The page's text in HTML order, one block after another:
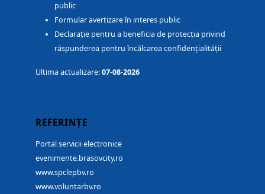
public
Formular avertizare în interes public
Declarație pentru a beneficia de protecția privind
răspunderea pentru încălcarea confidențialității
Ultima actualizare:07-08-2026
REFERINȚE
Portal servicii electronice
evenimente.brasovcity.ro
www.spclepbv.ro
www.voluntarbv.ro